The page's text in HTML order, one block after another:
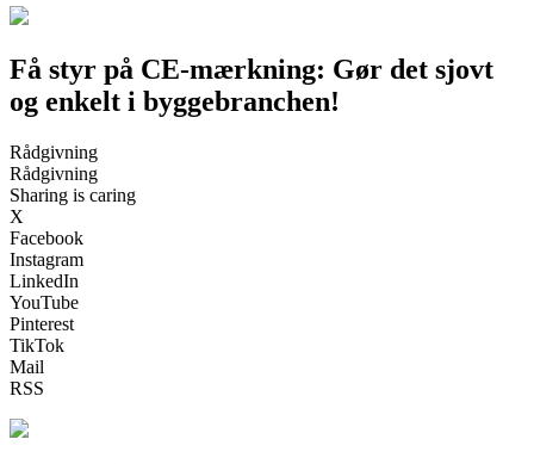
Få styr på CE-mærkning: Gør det sjovt
og enkelt i byggebranchen!
Rådgivning
Rådgivning
Sharing is caring
X
Facebook
Instagram
LinkedIn
YouTube
Pinterest
TikTok
Mail
RSS